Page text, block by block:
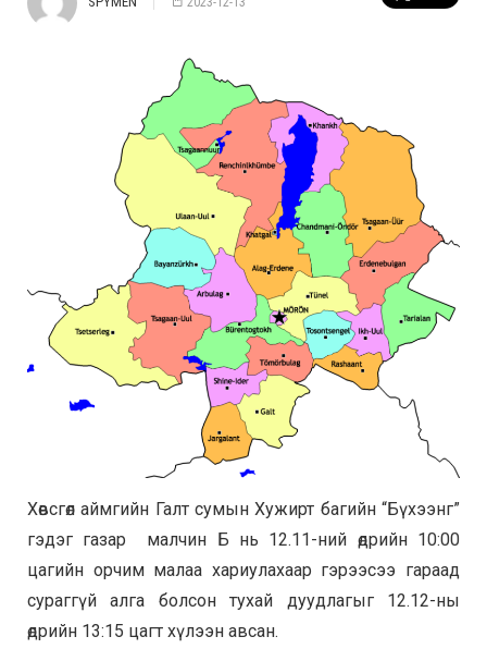
Хөвсгөл аймгийн Галт сумын Хужирт багийн “Бүхээнг”
гэдэг газар малчин Б нь 12.11-ний өдрийн 10:00
цагийн орчим малаа хариулахаар гэрээсээ гараад
сураггүй алга болсон тухай дуудлагыг 12.12-ны
өдрийн 13:15 цагт хүлээн авсан.